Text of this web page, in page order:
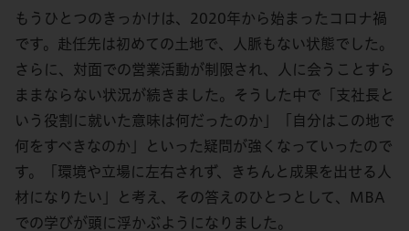
もうひとつのきっかけは、2020年から始まったコロナ禍
です。赴任先は初めての土地で、人脈もない状態でした。
さらに、対面での営業活動が制限され、人に会うことすら
ままならない状況が続きました。そうした中で「支社長と
いう役割に就いた意味は何だったのか」「自分はこの地で
何をすべきなのか」といった疑問が強くなっていったので
す。「環境や立場に左右されず、きちんと成果を出せる人
材になりたい」と考え、その答えのひとつとして、MBA
での学びが頭に浮かぶようになりました。